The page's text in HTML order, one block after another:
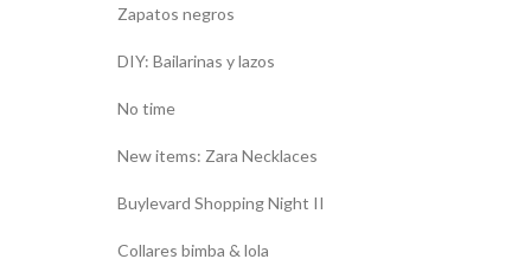
Zapatos negros
DIY: Bailarinas y lazos
No time
New items: Zara Necklaces
Buylevard Shopping Night II
Collares bimba & lola